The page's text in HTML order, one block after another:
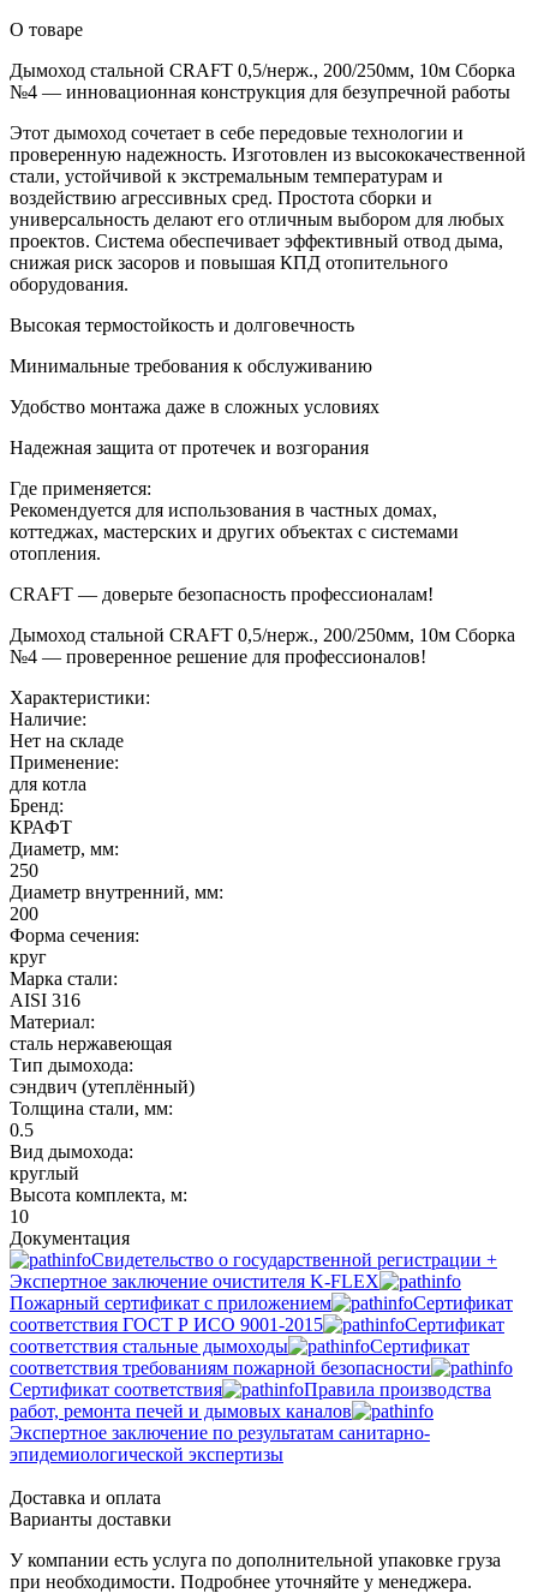
О товаре
Дымоход стальной CRAFT 0,5/нерж., 200/250мм, 10м Сборка
№4 — инновационная конструкция для безупречной работы
Этот дымоход сочетает в себе передовые технологии и
проверенную надежность. Изготовлен из высококачественной
стали, устойчивой к экстремальным температурам и
воздействию агрессивных сред. Простота сборки и
универсальность делают его отличным выбором для любых
проектов. Система обеспечивает эффективный отвод дыма,
снижая риск засоров и повышая КПД отопительного
оборудования.
Высокая термостойкость и долговечность
Минимальные требования к обслуживанию
Удобство монтажа даже в сложных условиях
Надежная защита от протечек и возгорания
Где применяется:
Рекомендуется для использования в частных домах,
коттеджах, мастерских и других объектах с системами
отопления.
CRAFT — доверьте безопасность профессионалам!
Дымоход стальной CRAFT 0,5/нерж., 200/250мм, 10м Сборка
№4 — проверенное решение для профессионалов!
Характеристики:
Наличие:
Нет на складе
Применение:
для котла
Бренд:
КРАФТ
Диаметр, мм:
250
Диаметр внутренний, мм:
200
Форма сечения:
круг
Марка стали:
AISI 316
Материал:
сталь нержавеющая
Тип дымохода:
сэндвич (утеплённый)
Толщина стали, мм:
0.5
Вид дымохода:
круглый
Высота комплекта, м:
10
Документация
Свидетельство о государственной регистрации +
Экспертное заключение очистителя K-FLEX
Пожарный сертификат с приложением
Сертификат
соответствия ГОСТ Р ИСО 9001-2015
Сертификат
соответствия стальные дымоходы
Сертификат
соответствия требованиям пожарной безопасности
Сертификат соответствия
Правила производства
работ, ремонта печей и дымовых каналов
Экспертное заключение по результатам санитарно-
эпидемиологической экспертизы
Доставка и оплата
Варианты доставки
У компании есть услуга по дополнительной упаковке груза
при необходимости. Подробнее уточняйте у менеджера.